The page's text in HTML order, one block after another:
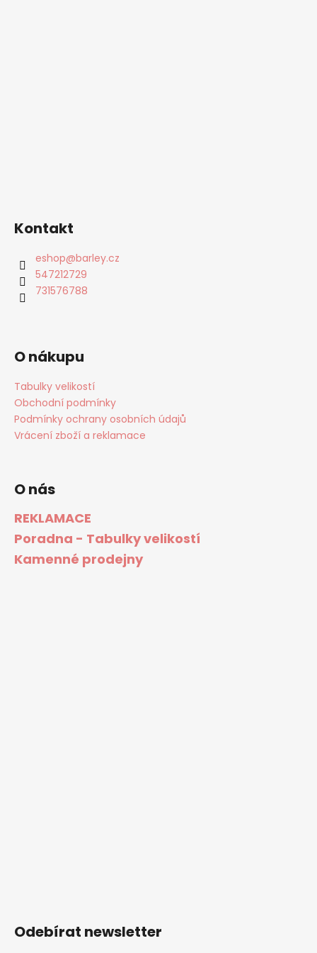
Kontakt
eshop@barley.cz
547212729
731576788
O nákupu
Tabulky velikostí
Obchodní podmínky
Podmínky ochrany osobních údajů
Vrácení zboží a reklamace
O nás
REKLAMACE
Poradna - Tabulky velikostí
Kamenné prodejny
Odebírat newsletter